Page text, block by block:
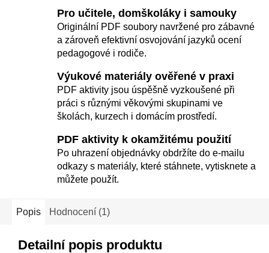
Pro učitele, domškoláky i samouky
Originální PDF soubory navržené pro zábavné
a zároveň efektivní osvojování jazyků ocení
pedagogové i rodiče.
Výukové materiály ověřené v praxi
PDF aktivity jsou úspěšně vyzkoušené při
práci s různými věkovými skupinami ve
školách, kurzech i domácím prostředí.
PDF aktivity k okamžitému použití
Po uhrazení objednávky obdržíte do e-mailu
odkazy s materiály, které stáhnete, vytisknete a
můžete použít.
Popis Hodnocení (1)
Detailní popis produktu